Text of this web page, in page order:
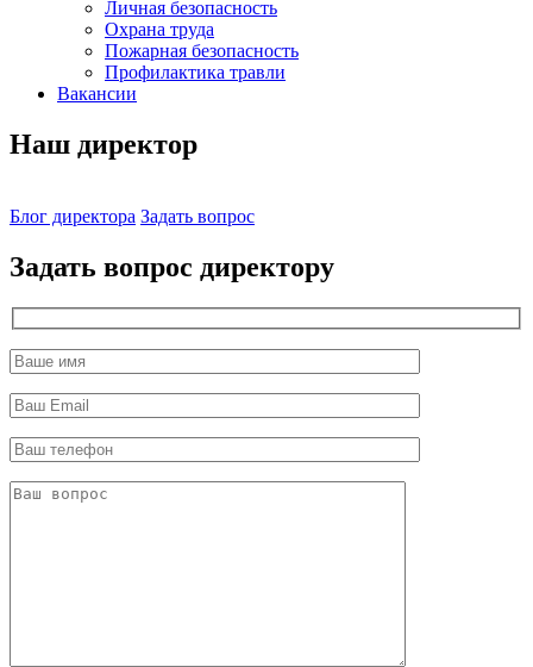
Личная безопасность
Охрана труда
Пожарная безопасность
Профилактика травли
Вакансии
Наш директор
Блог директора Задать вопрос
Задать вопрос директору